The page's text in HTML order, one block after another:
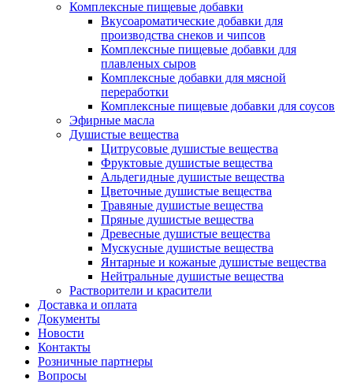
Комплексные пищевые добавки
Вкусоароматические добавки для
производства снеков и чипсов
Комплексные пищевые добавки для
плавленых сыров
Комплексные добавки для мясной
переработки
Комплексные пищевые добавки для соусов
Эфирные масла
Душистые вещества
Цитрусовые душистые вещества
Фруктовые душистые вещества
Альдегидные душистые вещества
Цветочные душистые вещества
Травяные душистые вещества
Пряные душистые вещества
Древесные душистые вещества
Мускусные душистые вещества
Янтарные и кожаные душистые вещества
Нейтральные душистые вещества
Растворители и красители
Доставка и оплата
Документы
Новости
Контакты
Розничные партнеры
Вопросы